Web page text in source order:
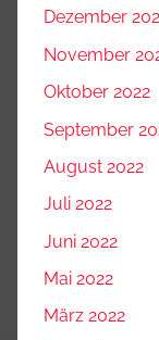
Dezember
November
Oktober 2022
September
August 2022
Juli 2022
Juni 2022
Mai 2022
März 2022